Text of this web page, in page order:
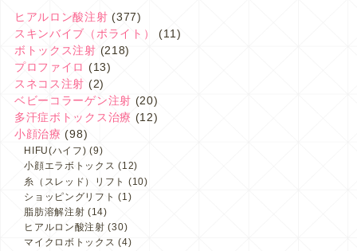
ヒアルロン酸注射 (377)
スキンバイブ（ボライト）
(11)
ボトックス注射 (218)
プロファイロ (13)
スネコス注射 (2)
ベビーコラーゲン注射 (20)
多汗症ボトックス治療 (12)
小顔治療 (98)
HIFU(ハイフ) (9)
小顔エラボトックス (12)
糸（スレッド）リフト (10)
ショッピングリフト (1)
脂肪溶解注射 (14)
ヒアルロン酸注射 (30)
マイクロボトックス (4)